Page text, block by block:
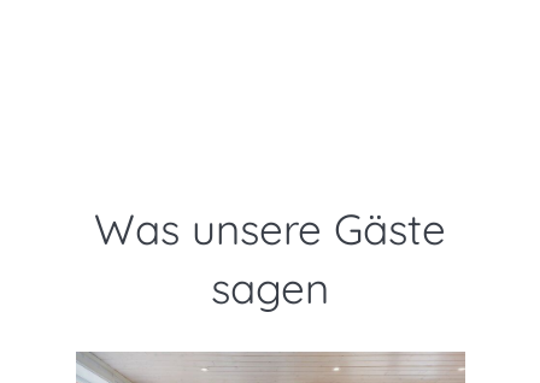
Was unsere Gäste
sagen